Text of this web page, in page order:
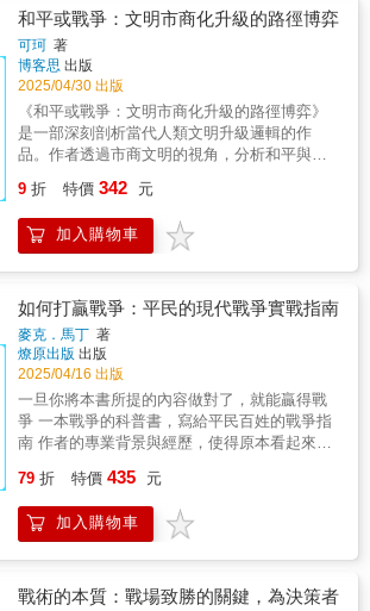
孤戰到聯盟的時期】此階段的英國，仍處於實
質孤軍作戰的處境，卻也是通往聯盟與全面反
攻的關鍵過渡期。邱吉爾不斷向美國示警，推
動租借法案、強化海上戰略部署，並以領袖姿
態引領英國人民堅守信念。本書的結尾落在大
西洋憲章簽署前夕，象徵國際反法西斯聯線即
將形成，也為下冊進入美國正式參戰鋪陳重要
轉折。本書特色：本書經過全文再處理與深度
解讀，精準濃縮戰略精華，並保留邱吉爾作為
漠、中東、地中海與巴爾幹等地的多線作戰全
貌，涵蓋軍事部署、外交動向與領袖決策過
程，揭開從孤軍堅守到戰局轉折之間的重大抉
中段局勢的經典之作。
未正式結盟之時，逐步建立戰略互信與實質合
作。邱吉爾以細膩而直率的文字，重現他與羅
斯福總統之間的電報往來與戰略交涉，讓讀者
一窺盟國合作的萌芽，以及外交背後的博弈與
盤算。【全球戰線的延伸與變化】在歐洲正面
戰場之外，本書也深入探討了中東與地中海地
區的動態發展，包括埃及防線、希臘戰局、與
如何力圖穩住帝國邊界與戰略據點。面對義大
利的侵略與德國對俄國態度的轉變，邱吉爾不
僅關注軍事部署，也透過情報與戰略判斷為英
國爭取喘息與應變的空間。【科技與防禦的新
指出科學與技術是決定勝敗的另一條隱形戰
線。本書詳述英國在防空系統、雷達應用與夜
間攔截技術上的發展過程，以及為此動員的科
學人才與資源。這些努力最終成功削弱德軍空
襲的威力，並為日後盟軍反攻奠定基礎。【英
國戰略地位的再平衡階段】在1941年之前，美
國尚未正式參戰，但本書已預示戰爭格局將逐
步轉變。英國雖孤軍奮戰，卻也在政治、軍
事、科技、外交各層面持續取得重要進展。邱
者感受到歷史轉折前的壓力與希望並存的氣
氛。【從孤島到聯盟的轉機時刻】本書以戰略
調整與國際合作為主軸，記錄了英國從被動防
解讀，讀者將更容易掌握戰爭的節奏變化，並
式，本書在保留原書核心內容的同時，進行精
簡與重組，使讀者能夠更清晰地理解二戰初期
的關鍵事件與決策過程。 【戰爭初期的危機與
挑戰】本書涵蓋從德軍閃擊法國、敦克爾克撤
退，到英國面對納粹德國威脅的關鍵時刻。透
過邱吉爾的親身經歷與決策視角，詳細描述英
法聯軍如何應對德軍的進攻，以及法國政府在
戰爭中的掙扎與最終淪陷。此外，書中也記錄
了英國如何在孤立無援的情況下，堅持戰鬥，
錄，本書透過嚴謹選材，使戰爭發展歷程更加
明確，讀者能夠快速掌握重要歷史事件及其影
響。 【邱吉爾的戰時領導與決策】 身為英國首
戰。他在書中剖析戰時內閣的組成與決策過
程，揭露盟軍在法國戰場上的錯誤與困境，以
及英國政府如何應對日益惡化的戰局。本書還
詳述了敦克爾克大撤退的奇蹟，展現英軍如何
在絕境中挽救數十萬士兵，並為接下來的英國
本土防禦做好準備。 【英國的單獨奮戰與不列
顛之戰】 在法國淪陷後，英國成為對抗納粹德
加強防禦，動員全國力量應對德軍的「海獅」
入侵計畫，以及如何在不列顛之戰中依靠皇家
空軍頑強抵抗德軍轟炸。本書保留了邱吉爾振
持。 【歷史視角與今日啟示】 身為親歷戰爭的
和平或戰爭：文明市商化升級的路徑博弈
可珂 著
博客思 出版
2025/04/30 出版
《和平或戰爭：文明市商化升級的路徑博弈》
是一部深刻剖析當代人類文明升級邏輯的作
品。作者透過市商文明的視角，分析和平與戰
弈規律。書中以現實世界的事件為切入點，將
俄羅斯等國視為逆行選擇，置於人類文明發展
的大勢之中，強調市商文明的普世價值，特別
明的升級，是全球經濟發達指數高低的重要標
誌。作者以「和平選項原理」與「戰爭選項動
因」為基礎，強調市商化的文明升級路徑，特
別針對當前逆商勢力進行剖析，認為其命運將
不可避免地被市商文明清場。邏輯嚴密，架構
完整 本書的結構分為七章，首先從人類文
明升級入手，提出市商文明作為經濟發展的核
心邏輯，進而探討市商文明的維度，包括平等
自由、私產私權及契約信用等三大核心維度。
取向與戰爭趨向兩個角度，討論文明升級的分
歧。 書中特別探討了和平選項原理，認為
多元並存與權力軟化是文明和解的關鍵；而在
為逆商的核心要素。作者以當代國際政治中的
9 折 特價 342 元
加入購物車
如何打贏戰爭：平民的現代戰爭實戰指南
麥克．馬丁 著
燎原出版 出版
2025/04/16 出版
一旦你將本書所提的內容做對了，就能贏得戰
爭 一本戰爭的科普書，寫給平民百姓的戰爭指
南 作者的專業背景與經歷，使得原本看起來很
爭不再是那麼困難的事情了 這是一本出色、文
筆清晰、闡述明確的書籍。熟知人類衝突史，
曾以軍人身份在阿富汗戰場體會過戰爭洗禮的
藉此了解利用這些手段，解決地緣政治問題並
79 折 特價 435 元
加入購物車
戰術的本質：戰場致勝的關鍵，為決策者